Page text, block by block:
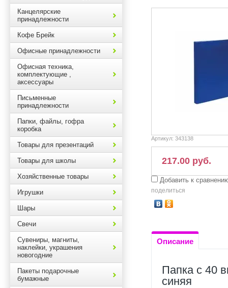
Канцелярские
принадлежности
Кофе Брейк
Офисные принадлежности
Офисная техника,
комплектующие ,
аксессуары
Письменные
принадлежности
Папки, файлы, гофра
коробка
Товары для презентаций
Товары для школы
Хозяйственные товары
Игрушки
Шары
Свечи
Сувениры, магниты,
наклейки, украшения
новогодние
Пакеты подарочные
бумажные
Артикул: 343138
217.00 руб.
Добавить к
поделиться
Описание
Папка с 40
синяя